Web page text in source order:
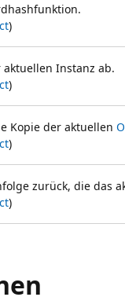
)
aktuellen Instanz ab.
)
Kopie der aktuellen
)
zurück, die das
)